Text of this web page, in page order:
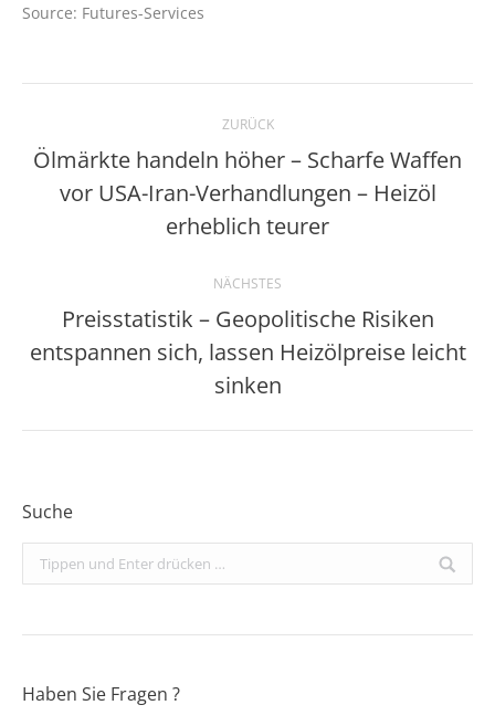
Source: Futures-Services
Kommentarnavigation
ZURÜCK
Vorheriger
Beitrag:
Ölmärkte handeln höher – Scharfe Waffen
vor USA-Iran-Verhandlungen – Heizöl
erheblich teurer
NÄCHSTES
Nächster
Beitrag:
Preisstatistik – Geopolitische Risiken
entspannen sich, lassen Heizölpreise leicht
sinken
Suche
Search:
Haben Sie Fragen ?